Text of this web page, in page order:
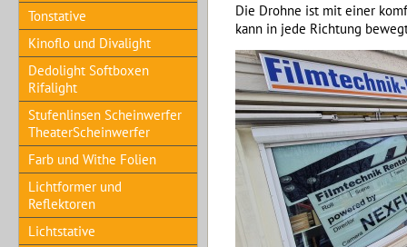
Tonstative
Kinoflo und Divalight
Dedolight Softboxen
Rifalight
Stufenlinsen Scheinwerfer
TheaterScheinwerfer
Farb und Withe Folien
Lichtformer und
Reflektoren
Lichtstative
Die Drohne ist mit einer
kann in jede Richtung